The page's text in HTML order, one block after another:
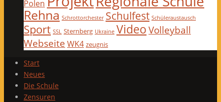
Polen
Rehna Schrottorchester Schulfest Schüleraustausch
Sport SSL Sternberg Ukraine VideoVolleyball
Webseite WK4 zeugnis
Start
Neues
Die Schule
Zensuren